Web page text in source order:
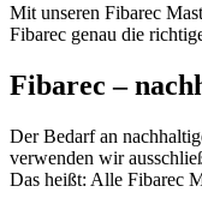
Mit unseren Fibarec
Fibarec genau die
Fibarec –
Der Bedarf an
verwenden wir
Das heißt: Alle Fibarec